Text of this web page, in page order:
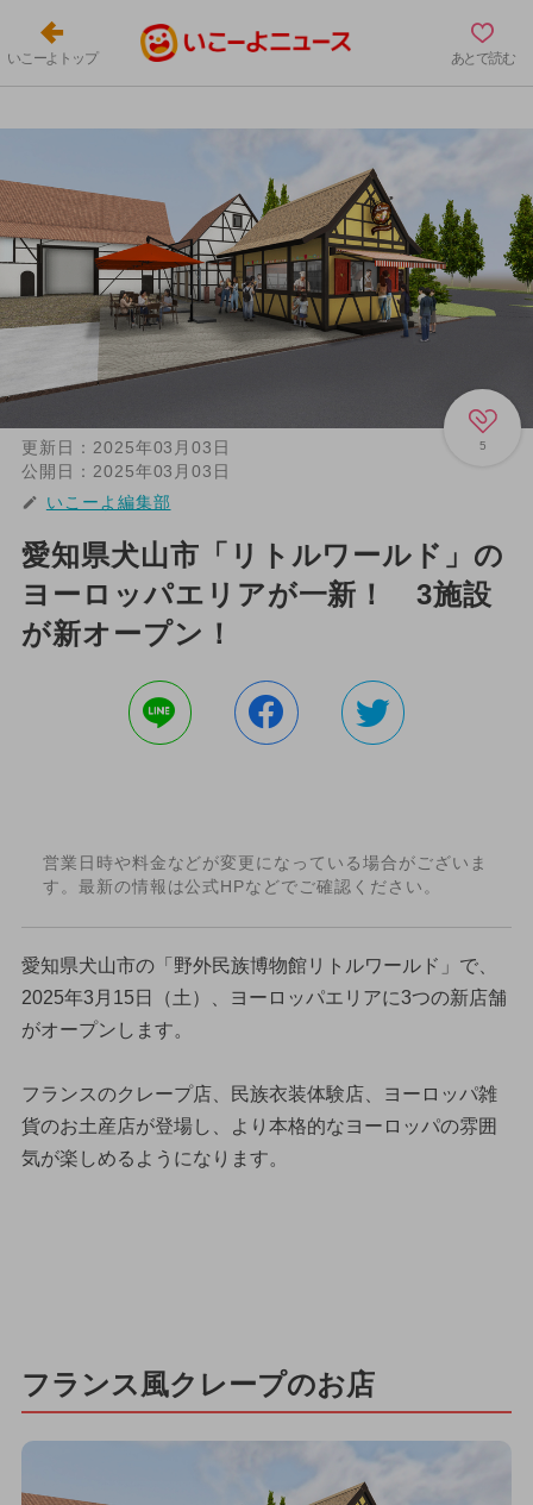
いこーよトップ あとで読む
5
更新日： 2025年03月03日
公開日： 2025年03月03日
いこーよ編集部
愛知県犬山市「リトルワールド」の
ヨーロッパエリアが一新！ 3施設
が新オープン！
営業日時や料金などが変更になっている場合がございま
す。最新の情報は公式HPなどでご確認ください。
愛知県犬山市の「野外民族博物館リトルワールド」で、
2025年3月15日（土）、ヨーロッパエリアに3つの新店舗
がオープンします。
フランスのクレープ店、民族衣装体験店、ヨーロッパ雑
貨のお土産店が登場し、より本格的なヨーロッパの雰囲
気が楽しめるようになります。
フランス風クレープのお店